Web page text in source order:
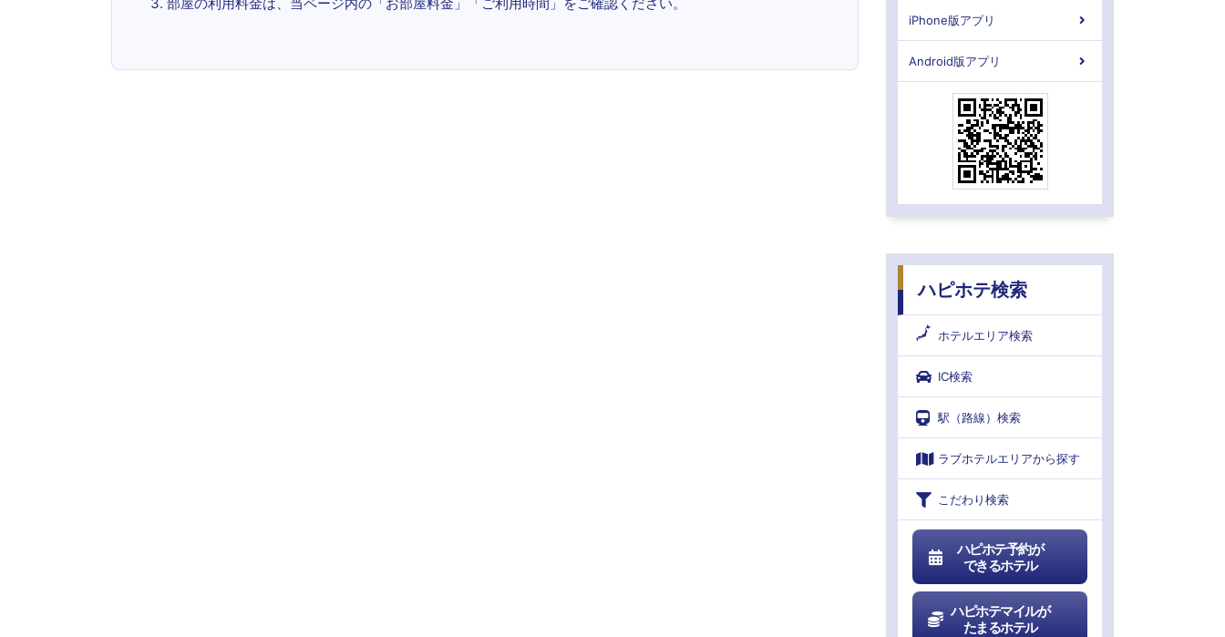
iPhone版アプリ
Android版アプリ
ハピホテ検索
ホテルエリア検索
IC検索
駅（路線）検索
ラブホテルエリアから探す
こだわり検索
ハピホテ予約が
できるホテル
ハピホテマイルが
たまるホテル